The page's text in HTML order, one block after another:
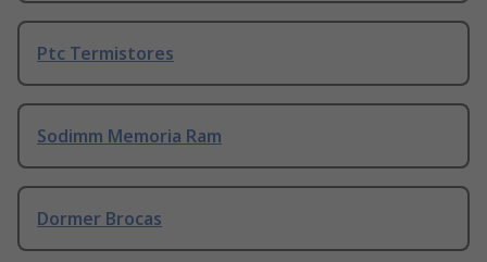
Ptc Termistores
Sodimm Memoria Ram
Dormer Brocas